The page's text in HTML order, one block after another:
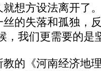
想方设法离开了
的失落和孤独，
，我们更需要的是
《河南经济地